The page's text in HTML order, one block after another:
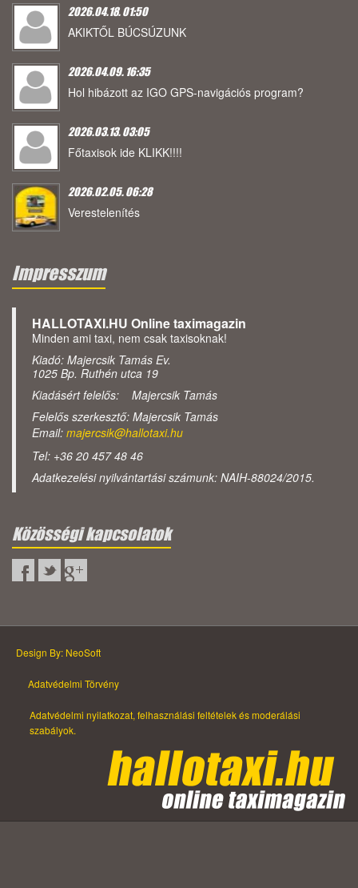
2026.04.18. 01:50
AKIKTŐL BÚCSÚZUNK
2026.04.09. 16:35
Hol hibázott az IGO GPS-navigációs program?
2026.03.13. 03:05
Főtaxisok ide KLIKK!!!!
2026.02.05. 06:28
Verestelenítés
Impresszum
HALLOTAXI.HU Online taximagazin
Minden ami taxi, nem csak taxisoknak!
Kiadó: Majercsik Tamás Ev.
1025 Bp. Ruthén utca 19
Kiadásért felelős: Majercsik Tamás
Felelős szerkesztő: Majercsik Tamás
Email: majercsik@hallotaxi.hu
Tel: +36 20 457 48 46
Adatkezelési nyilvántartási számunk: NAIH-88024/2015.
Közösségi kapcsolatok
Design By: NeoSoft
Adatvédelmi Törvény
Adatvédelmi nyilatkozat, felhasználási feltételek és moderálási
szabályok.